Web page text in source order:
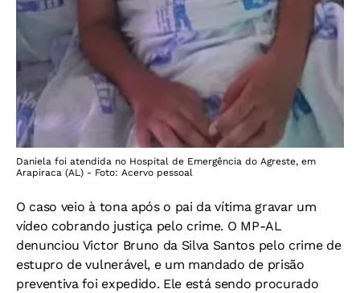
Daniela foi atendida no Hospital de Emergência do Agreste, em
Arapiraca (AL) - Foto: Acervo pessoal
O caso veio à tona após o pai da vítima gravar um
vídeo cobrando justiça pelo crime. O MP-AL
denunciou Victor Bruno da Silva Santos pelo crime de
estupro de vulnerável, e um mandado de prisão
preventiva foi expedido. Ele está sendo procurado